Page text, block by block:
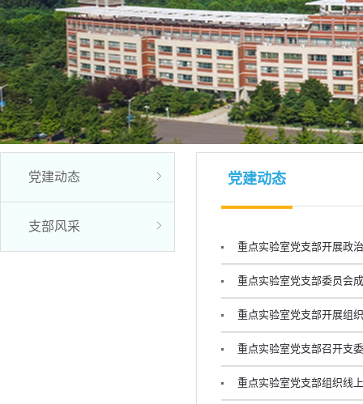
党建动态
支部风采
党建动态
重点实验室党支部开展政
重点实验室党支部委员会
重点实验室党支部开展组
重点实验室党支部召开支
重点实验室党支部组织线